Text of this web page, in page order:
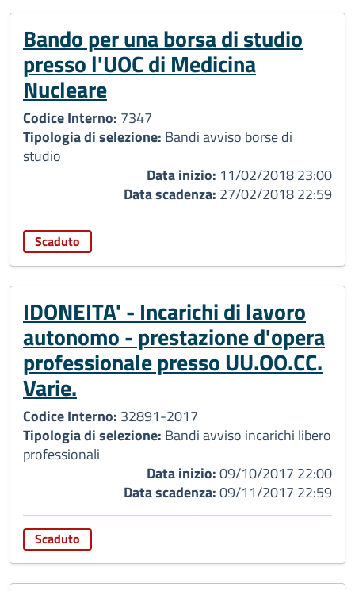
Bando per una borsa di studio
presso l'UOC di Medicina
Nucleare
Codice Interno: 7347
Tipologia di selezione: Bandi avviso borse di
studio
Data inizio: 11/02/2018 23:00
Data scadenza: 27/02/2018 22:59
Scaduto
IDONEITA' - Incarichi di lavoro
autonomo - prestazione d'opera
professionale presso UU.OO.CC.
Varie.
Codice Interno: 32891-2017
Tipologia di selezione: Bandi avviso incarichi libero
professionali
Data inizio:09/10/2017 22:00
Data scadenza:09/11/2017 22:59
Scaduto